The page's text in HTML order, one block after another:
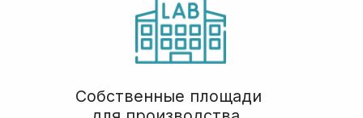
order@belbiolab.ru
Почта
Адрес Соц сети